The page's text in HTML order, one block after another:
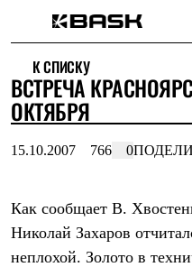
Интернет-магазин
Мужская одежда
Утепленная пухом
Куртки
Жилеты
Куртки
Штормовая одежда
Куртки
К СПИСКУ
ВСТРЕЧА
ОКТЯБРЯ
15.10.2007 766 0
Как сообщает В.
Николай Захаров
неплохой. Золото в